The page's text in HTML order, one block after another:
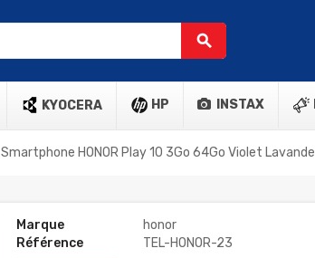
search
KYOCERA HP INSTAX
Smartphone HONOR Play 10 3Go 64Go Violet Lavande
Marque
honor
Référence
TEL-HONOR-23